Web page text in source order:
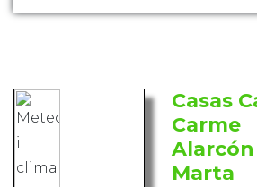
Casas
Carme
Marta